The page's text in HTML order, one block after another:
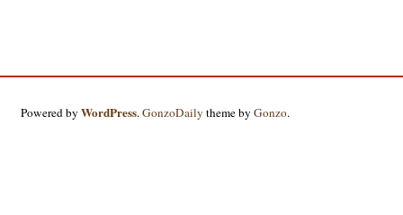
Powered byWordPress.GonzoDaily theme byGonzo.